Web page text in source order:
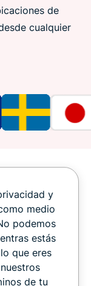
de
cualquier
y
medio
podemos
estás
que eres
de tu